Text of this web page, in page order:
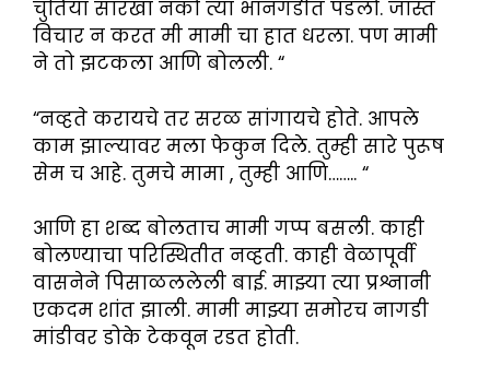
चुतिया सारखा नको त्या भानगडीत पडलो. जास्त
विचार न करत मी मामी चा हात धरला. पण मामी
ने तो झटकला आणि बोलली. “
“नव्हते करायचे तर सरळ सांगायचे होते. आपले
काम झाल्यावर मला फेकुन दिले. तुम्ही सारे पुरूष
सेम च आहे. तुमचे मामा , तुम्ही आणि…….. “
आणि हा शब्द बोलताच मामी गप्प बसली. काही
बोलण्याचा परिस्थितीत नव्हती. काही वेळापूर्वी
वासनेने पिसाळललेली बाई. माझ्या त्या प्रश्नानी
एकदम शांत झाली. मामी माझ्या समोरच नागडी
मांडीवर डोके टेकवून रडत होती.